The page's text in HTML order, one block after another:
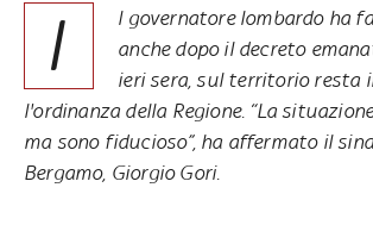
I
l governatore lombardo ha
anche dopo il decreto
ieri sera, sul territorio resta
l'ordinanza della Regione. “La
ma sono fiducioso”, ha affermato il
Bergamo, Giorgio Gori.